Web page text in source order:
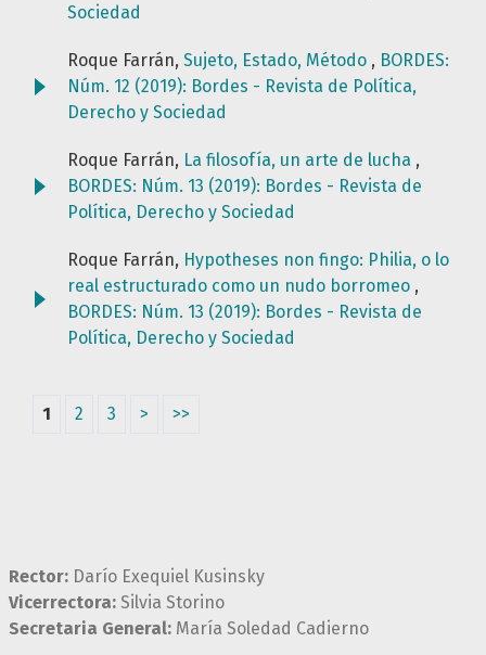
Sociedad
Roque Farrán, Sujeto, Estado, Método , BORDES:
Núm. 12 (2019): Bordes - Revista de Política,
Derecho y Sociedad
Roque Farrán, La filosofía, un arte de lucha ,
BORDES: Núm. 13 (2019): Bordes - Revista de
Política, Derecho y Sociedad
Roque Farrán, Hypotheses non fingo: Philia, o lo
real estructurado como un nudo borromeo ,
BORDES: Núm. 13 (2019): Bordes - Revista de
Política, Derecho y Sociedad
1 2 3 > >>
Rector: Darío Exequiel Kusinsky
Vicerrectora: Silvia Storino
Secretaria General: María Soledad Cadierno